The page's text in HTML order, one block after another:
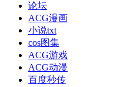
论坛
ACG漫画
小说txt
cos图集
ACG游戏
ACG动漫
百度秒传